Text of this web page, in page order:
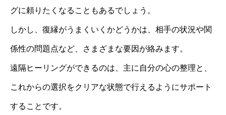
グに頼りたくなることもあるでしょう。
しかし、復縁がうまくいくかどうかは、相手の状況や関
係性の問題点など、さまざまな要因が絡みます。
遠隔ヒーリングができるのは、主に自分の心の整理と、
これからの選択をクリアな状態で行えるようにサポート
することです。